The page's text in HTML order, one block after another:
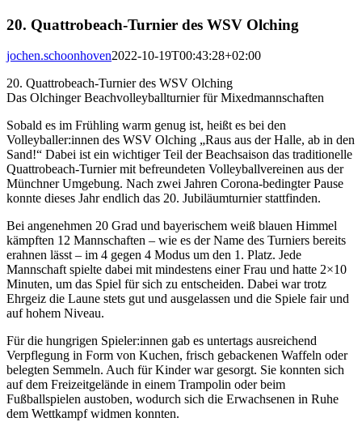
Bild
20. Quattrobeach-Turnier des WSV Olching
jochen.schoonhoven2022-10-19T00:43:28+02:00
20. Quattrobeach-Turnier des WSV Olching
Das Olchinger Beachvolleyballturnier für Mixedmannschaften
Sobald es im Frühling warm genug ist, heißt es bei den
Volleyballer:innen des WSV Olching „Raus aus der Halle, ab in den
Sand!“ Dabei ist ein wichtiger Teil der Beachsaison das traditionelle
Quattrobeach-Turnier mit befreundeten Volleyballvereinen aus der
Münchner Umgebung. Nach zwei Jahren Corona-bedingter Pause
konnte dieses Jahr endlich das 20. Jubiläumturnier stattfinden.
Bei angenehmen 20 Grad und bayerischem weiß blauen Himmel
kämpften 12 Mannschaften – wie es der Name des Turniers bereits
erahnen lässt – im 4 gegen 4 Modus um den 1. Platz. Jede
Mannschaft spielte dabei mit mindestens einer Frau und hatte 2×10
Minuten, um das Spiel für sich zu entscheiden. Dabei war trotz
Ehrgeiz die Laune stets gut und ausgelassen und die Spiele fair und
auf hohem Niveau.
Für die hungrigen Spieler:innen gab es untertags ausreichend
Verpflegung in Form von Kuchen, frisch gebackenen Waffeln oder
belegten Semmeln. Auch für Kinder war gesorgt. Sie konnten sich
auf dem Freizeitgelände in einem Trampolin oder beim
Fußballspielen austoben, wodurch sich die Erwachsenen in Ruhe
dem Wettkampf widmen konnten.